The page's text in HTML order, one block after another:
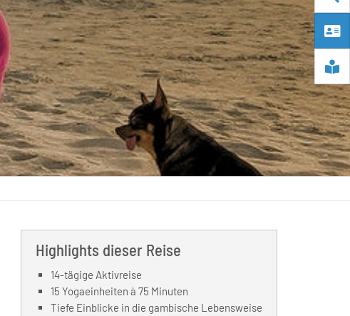
Highlights dieser Reise
14-tägige Aktivreise
15 Yogaeinheiten à 75 Minuten
Tiefe Einblicke in die gambische Lebensweise